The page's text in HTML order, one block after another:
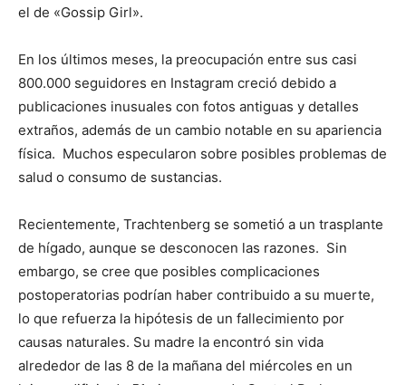
el de «Gossip Girl».
En los últimos meses, la preocupación entre sus casi
800.000 seguidores en Instagram creció debido a
publicaciones inusuales con fotos antiguas y detalles
extraños, además de un cambio notable en su apariencia
física. Muchos especularon sobre posibles problemas de
salud o consumo de sustancias.
Recientemente, Trachtenberg se sometió a un trasplante
de hígado, aunque se desconocen las razones. Sin
embargo, se cree que posibles complicaciones
postoperatorias podrían haber contribuido a su muerte,
lo que refuerza la hipótesis de un fallecimiento por
causas naturales. Su madre la encontró sin vida
alrededor de las 8 de la mañana del miércoles en un